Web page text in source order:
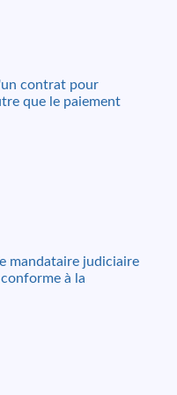
contrat pour
que le paiement
mandataire judiciaire
à la